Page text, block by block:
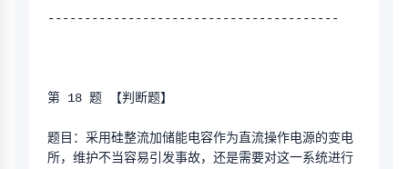
----------------------------------------
第 18 题 【判断题】
题目：采用硅整流加储能电容作为直流操作电源的变电
所，维护不当容易引发事故，还是需要对这一系统进行